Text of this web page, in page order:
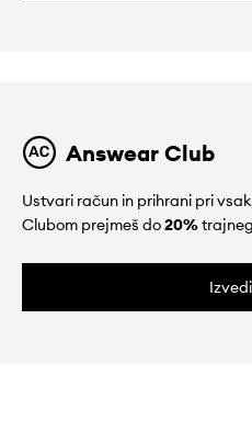
Answear Club
Ustvari račun in prihrani pri
Clubom prejmeš do20%